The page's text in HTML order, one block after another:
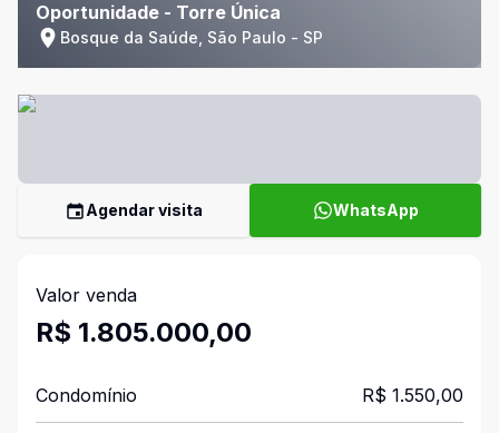
Oportunidade - Torre Única
Bosque da Saúde, São Paulo - SP
Agendar visita WhatsApp
Valor venda
R$ 1.805.000,00
Condomínio R$ 1.550,00